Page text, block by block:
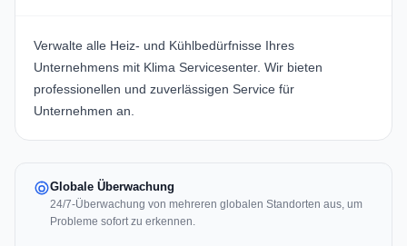
Verwalte alle Heiz- und Kühlbedürfnisse Ihres
Unternehmens mit Klima Servicesenter. Wir bieten
professionellen und zuverlässigen Service für
Unternehmen an.
Globale Überwachung
24/7-Überwachung von mehreren globalen Standorten aus, um
Probleme sofort zu erkennen.